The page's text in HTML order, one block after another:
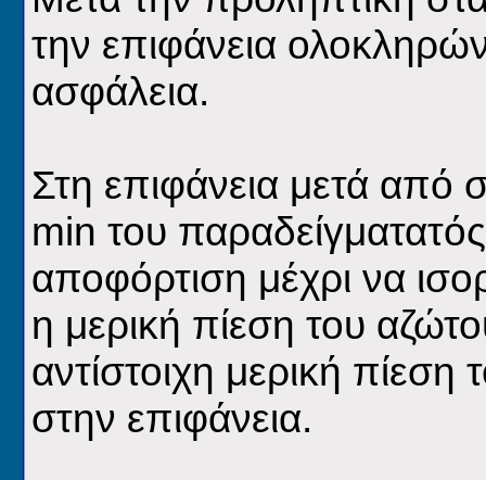
την επιφάνεια
ασφάλεια.
Στη επιφάνεια μετά από
min του
αποφόρτιση μέχρι να
η μερική πίεση του
αντίστοιχη μερική
στην επιφάνεια.